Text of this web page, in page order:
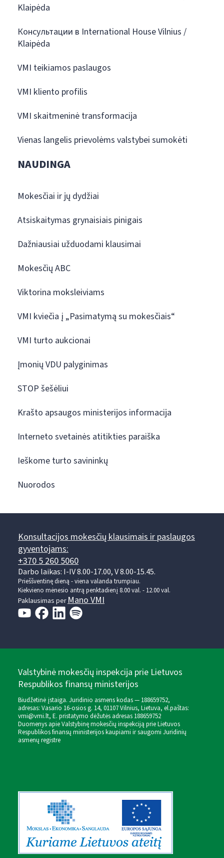
Klaipėda
Консультации в International House Vilnius /
Klaipėda
VMI teikiamos paslaugos
VMI kliento profilis
VMI skaitmeninė transformacija
Vienas langelis prievolėms valstybei sumokėti
NAUDINGA
Mokesčiai ir jų dydžiai
Atsiskaitymas grynaisiais pinigais
Dažniausiai užduodami klausimai
Mokesčių ABC
Viktorina moksleiviams
VMI kviečia į „Pasimatymą su mokesčiais“
VMI turto aukcionai
Įmonių VDU palyginimas
STOP šešėliui
Krašto apsaugos ministerijos informacija
Interneto svetainės atitikties paraiška
Ieškome turto savininkų
Nuorodos
Konsultacijos mokesčių klausimais ir paslaugos
gyventojams:
+370 5 260 5060
Darbo laikas: I-IV 8.00-17.00, V 8.00-15.45.
Prieššventinę dieną - viena valanda trumpiau.
Kiekvieno mėnesio antrą penktadienį 8.00 val. - 12.00 val.
Paklausimas perMano VMI
Valstybinė mokesčių inspekcija prie Lietuvos
Respublikos finansų ministerijos
Biudžetinė įstaiga. Juridinio asmens kodas — 188659752,
adresas: Vasario 16-osios g. 14, 01107 Vilnius, Lietuva, el.paštas:
vmi@vmi.lt, E. pristatymo dėžutės adresas 188659752
Duomenys apie Valstybinę mokesčių inspekciją prie Lietuvos
Respublikos finansų ministerijos kaupiami ir saugomi Juridinių
asmenų registre